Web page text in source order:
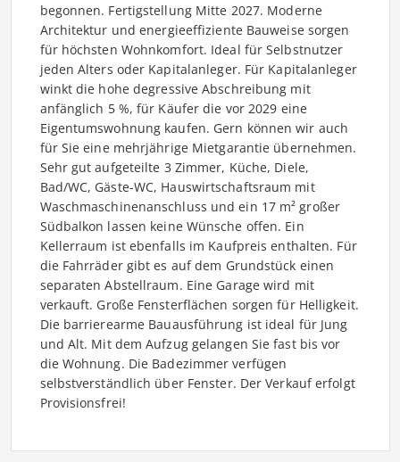
begonnen. Fertigstellung Mitte 2027. Moderne
Architektur und energieeffiziente Bauweise sorgen
für höchsten Wohnkomfort. Ideal für Selbstnutzer
jeden Alters oder Kapitalanleger. Für Kapitalanleger
winkt die hohe degressive Abschreibung mit
anfänglich 5 %, für Käufer die vor 2029 eine
Eigentumswohnung kaufen. Gern können wir auch
für Sie eine mehrjährige Mietgarantie übernehmen.
Sehr gut aufgeteilte 3 Zimmer, Küche, Diele,
Bad/WC, Gäste-WC, Hauswirtschaftsraum mit
Waschmaschinenanschluss und ein 17 m² großer
Südbalkon lassen keine Wünsche offen. Ein
Kellerraum ist ebenfalls im Kaufpreis enthalten. Für
die Fahrräder gibt es auf dem Grundstück einen
separaten Abstellraum. Eine Garage wird mit
verkauft. Große Fensterflächen sorgen für Helligkeit.
Die barrierearme Bauausführung ist ideal für Jung
und Alt. Mit dem Aufzug gelangen Sie fast bis vor
die Wohnung. Die Badezimmer verfügen
selbstverständlich über Fenster. Der Verkauf erfolgt
Provisionsfrei!